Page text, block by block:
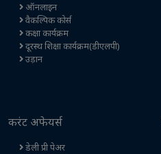
ऑनलाइन
वैकल्पिक कोर्स
कक्षा कार्यक्रम
दूरस्थ शिक्षा कार्यक्रम(डीएलपी)
उड़ान
करंट अफेयर्स
डेली प्री पेअर